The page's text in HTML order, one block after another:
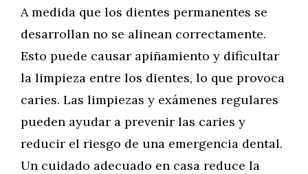
A medida que los dientes permanentes se
desarrollan no se alinean correctamente.
Esto puede causar apiñamiento y dificultar
la limpieza entre los dientes, lo que provoca
caries. Las limpiezas y exámenes regulares
pueden ayudar a prevenir las caries y
reducir el riesgo de una emergencia dental.
Un cuidado adecuado en casa reduce la